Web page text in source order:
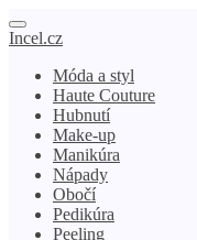
Incel.cz
Móda a styl
Haute Couture
Hubnutí
Make-up
Manikúra
Nápady
Obočí
Pedikúra
Peeling